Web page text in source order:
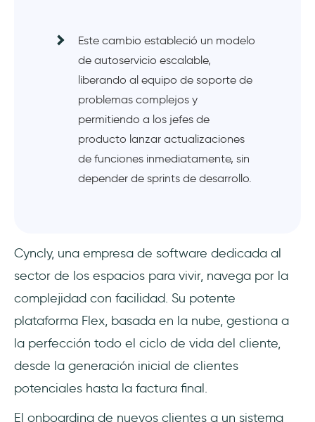
Este cambio estableció un modelo
de autoservicio escalable,
liberando al equipo de soporte de
problemas complejos y
permitiendo a los jefes de
producto lanzar actualizaciones
de funciones inmediatamente, sin
depender de sprints de desarrollo.
Cyncly, una empresa de software dedicada al
sector de los espacios para vivir, navega por la
complejidad con facilidad. Su potente
plataforma Flex, basada en la nube, gestiona a
la perfección todo el ciclo de vida del cliente,
desde la generación inicial de clientes
potenciales hasta la factura final.
El onboarding de nuevos clientes a un sistema